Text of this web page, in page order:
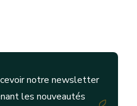
notre newsletter
les nouveautés